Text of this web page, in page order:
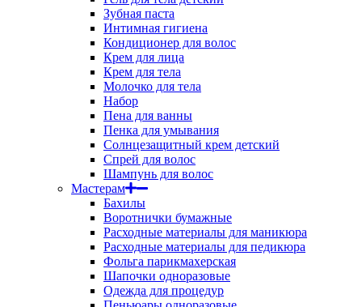
Зубная паста
Интимная гигиена
Кондиционер для волос
Крем для лица
Крем для тела
Молочко для тела
Набор
Пена для ванны
Пенка для умывания
Солнцезащитный крем детский
Спрей для волос
Шампунь для волос
Мастерам
Бахилы
Воротнички бумажные
Расходные материалы для маникюра
Расходные материалы для педикюра
Фольга парикмахерская
Шапочки одноразовые
Одежда для процедур